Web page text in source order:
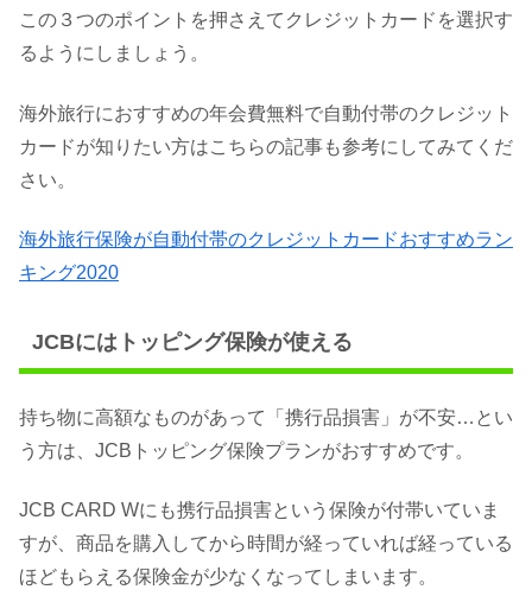
この３つのポイントを押さえてクレジットカードを選択す
るようにしましょう。
海外旅行におすすめの年会費無料で自動付帯のクレジット
カードが知りたい方はこちらの記事も参考にしてみてくだ
さい。
海外旅行保険が自動付帯のクレジットカードおすすめラン
キング2020
JCBにはトッピング保険が使える
持ち物に高額なものがあって「携行品損害」が不安…とい
う方は、JCBトッピング保険プランがおすすめです。
JCB CARD Wにも携行品損害という保険が付帯いていま
すが、商品を購入してから時間が経っていれば経っている
ほどもらえる保険金が少なくなってしまいます。